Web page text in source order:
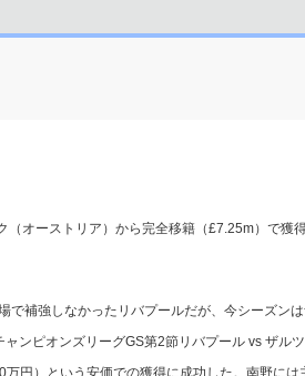
オーストリア）から完全移籍（£7.25m）で獲
で補強しなかったリバプールだが、今シーズン
ャンピオンズリーグGS第2節リバプール vs ザル
円）という安価での獲得に成功した。南野に